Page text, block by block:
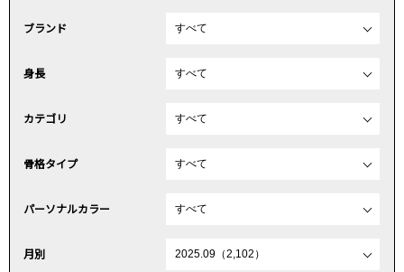
ブランド
身長
カテゴリ
骨格タイプ
パーソナルカラー
月別